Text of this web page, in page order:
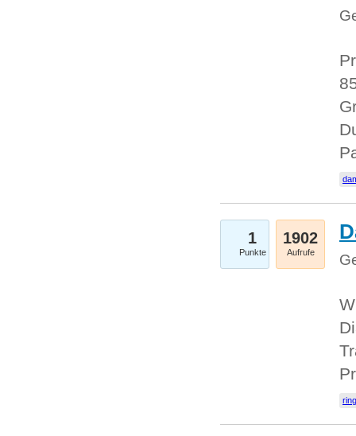
1
Punkte
1902
Aufrufe
ring